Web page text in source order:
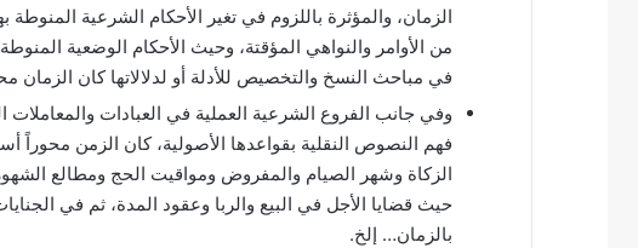
الزمان، والمؤثرة باللزوم في تغير الأحكام الشرعية
من الأوامر والنواهي المؤقتة، وحيث الأحكام الوضعية
في مباحث النسخ والتخصيص للأدلة أو لدلالاتها كان الزمان
وفي جانب الفروع الشرعية العملية في العبادات
فهم النصوص النقلية بقواعدها الأصولية، كان الزمن
الزكاة وشهر الصيام والمفروض ومواقيت الحج ومطالع
حيث قضايا الأجل في البيع والربا وعقود المدة، ثم في
بالزمان… إلخ.